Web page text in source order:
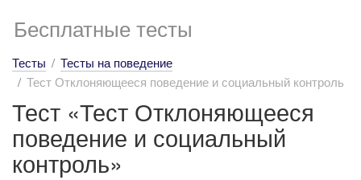
Бесплатные тесты
Тесты
Тесты на поведение
Тест Отклоняющееся поведение и социальный контроль
Тест «Тест Отклоняющееся
поведение и социальный
контроль»